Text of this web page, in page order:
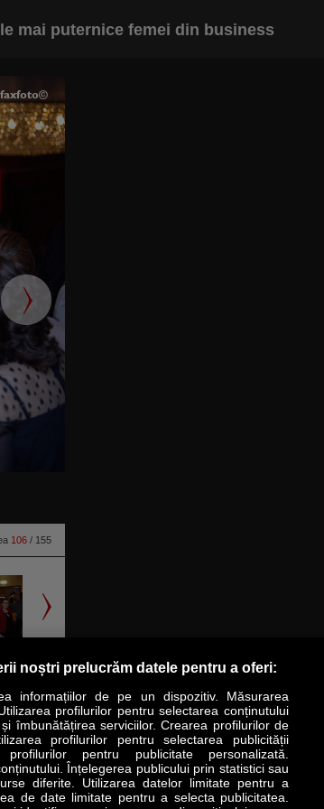
mai puternice femei din business
106 / 155
nouă
MEET THE CEO LIFESTYLE SPECIAL OPINII
Servicii Revista Business Magazin
noștri prelucrăm datele pentru a oferi:
informațiilor de pe un dispozitiv. Măsurarea
profilurilor pentru selectarea conținutului
îmbunătățirea serviciilor. Crearea profilurilor de
profilurilor pentru selectarea publicității
profilurilor pentru publicitate personalizată.
Înțelegerea publicului prin statistici sau
diferite. Utilizarea datelor limitate pentru a
de date limitate pentru a selecta publicitatea.